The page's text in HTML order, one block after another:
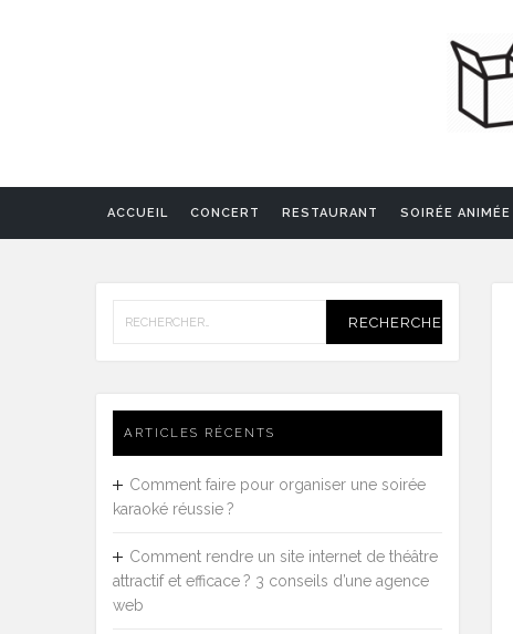
ACCUEIL CONCERT RESTAURANT SOIRÉE ANIMÉE
ARTICLES RÉCENTS
Comment faire pour organiser une soirée
karaoké réussie ?
Comment rendre un site internet de théâtre
attractif et efficace ? 3 conseils d’une agence
web